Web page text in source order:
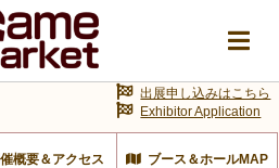
概要＆アクセス ブース＆ホールMAP
出展申し込みはこちら
Exhibitor Application